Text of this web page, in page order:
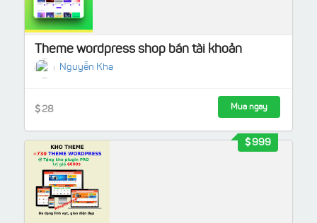
Theme wordpress shop bán tài khoản
Nguyễn Kha
28 Mua ngay
999